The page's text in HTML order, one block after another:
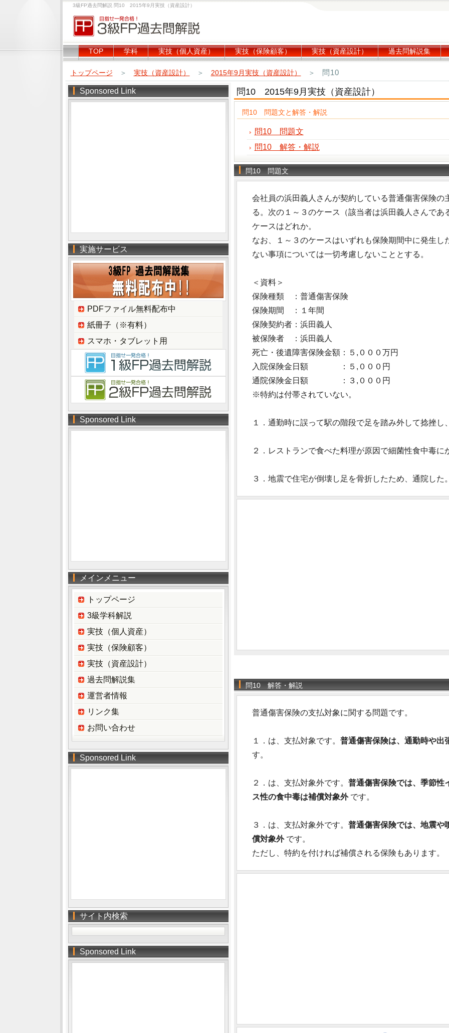
3級FP過去問解説 問10 2015年9月実技（資産設計）
TOP 学科 実技（個人資産） 実技（保険顧客） 実技（資産設計） 過去問解説集
トップページ ＞ 実技（資産設計） ＞ 2015年9月実技（資産設計） ＞ 問10
問10 2015年9月実技（資産設計）
問10 問題文と解答・解説
問10 問題文
問10 解答・解説
問10 問題文
会社員の浜田義人さんが契約している普通傷害保険
る。次の１～３のケース（該当者は浜田義人さんで
ケースはどれか。
なお、１～３のケースはいずれも保険期間中に発生
ない事項については一切考慮しないこととする。
＜資料＞
保険種類 ：普通傷害保険
保険期間 ：１年間
保険契約者：浜田義人
被保険者 ：浜田義人
死亡・後遺障害保険金額：５,０００万円
入院保険金日額 ：５,０００円
通院保険金日額 ：３,０００円
※特約は付帯されていない。
１．通勤時に誤って駅の階段で足を踏み外して捻挫し
２．レストランで食べた料理が原因で細菌性食中毒に
３．地震で住宅が倒壊し足を骨折したため、通院した
問10 解答・解説
普通傷害保険の支払対象に関する問題です。
１．は、支払対象です。 普通傷害保険は、通勤時や出
す。
２．は、支払対象外です。 普通傷害保険では、季節性
ス性の食中毒は補償対象外です。
３．は、支払対象外です。 普通傷害保険では、地震や
償対象外です。
ただし、特約を付ければ補償される保険もあります。
Sponsored Link
実施サービス
PDFファイル無料配布中
紙冊子（※有料）
スマホ・タブレット用
Sponsored Link
メインメニュー
トップページ
3級学科解説
実技（個人資産）
実技（保険顧客）
実技（資産設計）
過去問解説集
運営者情報
リンク集
お問い合わせ
Sponsored Link
サイト内検索
Sponsored Link